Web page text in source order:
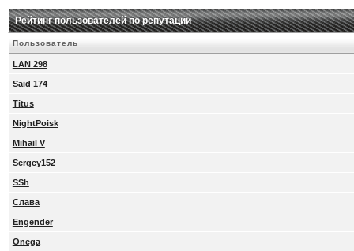
Рейтинг пользователей по репутации
Пользователь
LAN 298
Said 174
Titus
NightPoisk
Mihail V
Sergey152
SSh
Слава
Engender
Onega